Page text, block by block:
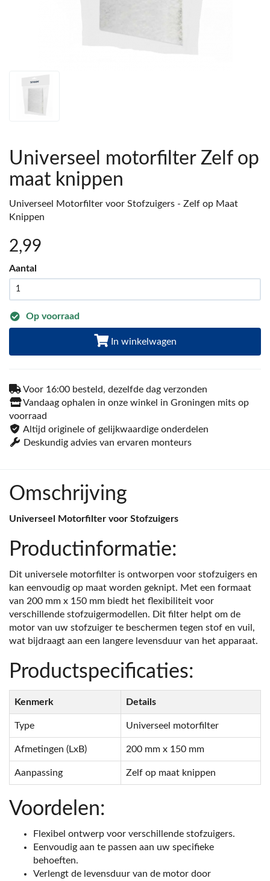
Universeel motorfilter Zelf op
maat knippen
Universeel Motorfilter voor Stofzuigers - Zelf op Maat
Knippen
2,99
Aantal
Op voorraad
In winkelwagen
Voor 16:00 besteld, dezelfde dag verzonden
Vandaag ophalen in onze winkel in Groningen mits op
voorraad
Altijd originele of gelijkwaardige onderdelen
Deskundig advies van ervaren monteurs
Omschrijving
Universeel Motorfilter voor Stofzuigers
Productinformatie:
Dit universele motorfilter is ontworpen voor stofzuigers en
kan eenvoudig op maat worden geknipt. Met een formaat
van 200 mm x 150 mm biedt het flexibiliteit voor
verschillende stofzuigermodellen. Dit filter helpt om de
motor van uw stofzuiger te beschermen tegen stof en vuil,
wat bijdraagt aan een langere levensduur van het apparaat.
Productspecificaties:
Kenmerk Details
Type Universeel motorfilter
Afmetingen (LxB) 200 mm x 150 mm
Aanpassing Zelf op maat knippen
Voordelen:
Flexibel ontwerp voor verschillende stofzuigers.
Eenvoudig aan te passen aan uw specifieke
behoeften.
Verlengt de levensduur van de motor door